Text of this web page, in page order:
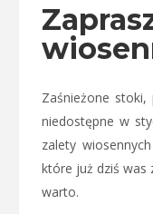
Zaśnieżone
niedostępne w
zalety
które już dziś was
warto.